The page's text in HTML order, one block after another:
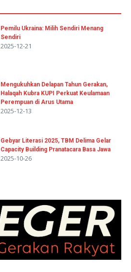
Pemilu Ukraina: Milih Sendiri Menang
Sendiri
2025-12-21
Mengukuhkan Delapan Tahun Gerakan,
Halaqah Kubra KUPI Perkuat Keulamaan
Perempuan di Arus Utama
2025-12-13
Gebyar Literasi 2025, TBM Delima Gelar
Capacity Building Pranatacara Basa Jawa
2025-10-26